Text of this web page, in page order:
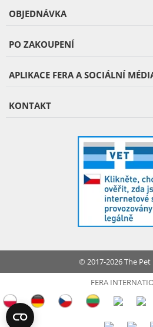
OBJEDNÁVKA
PO ZAKOUPENÍ
APLIKACE FERA A SOCIÁLNÍ
KONTAKT
© 2017-2026 The Pet
FERA